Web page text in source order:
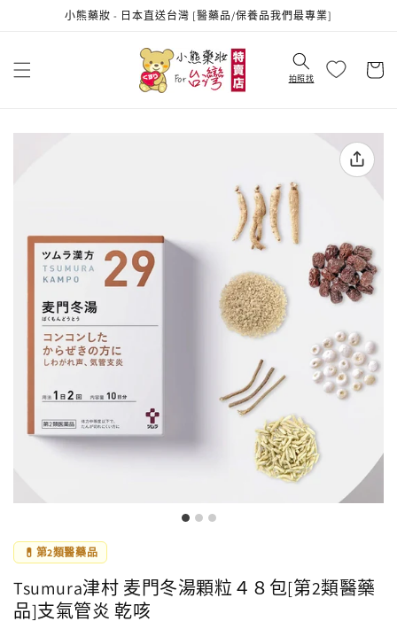
跳至內小熊藥妝 - 日本直送台灣 [醫藥品/保養品我們最專業]
拍照找
物
💊 第2類醫藥品
Tsumura津村 麦門冬湯顆粒４８包[第2類醫藥
品]支氣管炎 乾咳